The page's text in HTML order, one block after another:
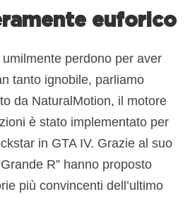
euforico
perdono per aver
tanto ignobile, parliamo
da NaturalMotion, il motore
è stato implementato per
in GTA IV. Grazie al suo
R” hanno proposto
più convincenti dell’ultimo